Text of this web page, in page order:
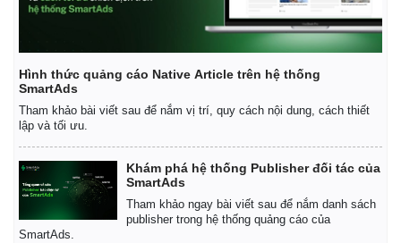
Hình thức quảng cáo Native Article trên hệ thống
SmartAds
Tham khảo bài viết sau để nắm vị trí, quy cách nội dung, cách thiết
lập và tối ưu.
Khám phá hệ thống Publisher đối tác của
SmartAds
Tham khảo ngay bài viết sau để nắm danh sách
publisher trong hệ thống quảng cáo của
SmartAds.